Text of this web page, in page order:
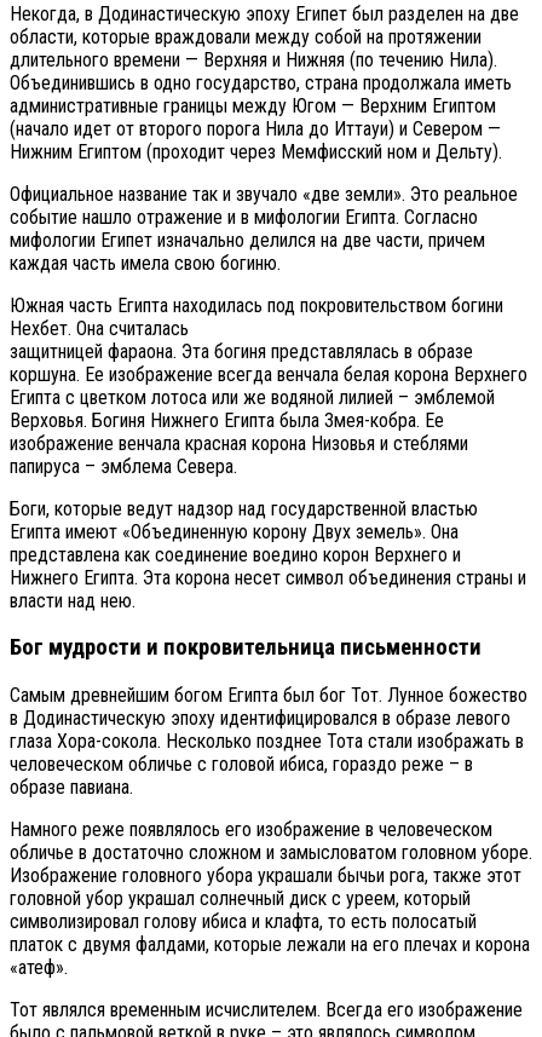
Некогда, в Додинастическую эпоху Египет был разделен на две
области, которые враждовали между собой на протяжении
длительного времени — Верхняя и Нижняя (по течению Нила).
Объединившись в одно государство, страна продолжала иметь
административные границы между Югом — Верхним Египтом
(начало идет от второго порога Нила до Иттауи) и Севером —
Нижним Египтом (проходит через Мемфисский ном и Дельту).
Официальное название так и звучало «две земли». Это реальное
событие нашло отражение и в мифологии Египта. Согласно
мифологии Египет изначально делился на две части, причем
каждая часть имела свою богиню.
Южная часть Египта находилась под покровительством богини
Нехбет. Она считалась
защитницей фараона. Эта богиня представлялась в образе
коршуна. Ее изображение всегда венчала белая корона Верхнего
Египта с цветком лотоса или же водяной лилией – эмблемой
Верховья. Богиня Нижнего Египта была Змея-кобра. Ее
изображение венчала красная корона Низовья и стеблями
папируса – эмблема Севера.
Боги, которые ведут надзор над государственной властью
Египта имеют «Объединенную корону Двух земель». Она
представлена как соединение воедино корон Верхнего и
Нижнего Египта. Эта корона несет символ объединения страны и
власти над нею.
Бог мудрости и покровительница письменности
Самым древнейшим богом Египта был бог Тот. Лунное божество
в Додинастическую эпоху идентифицировался в образе левого
глаза Хора-сокола. Несколько позднее Тота стали изображать в
человеческом обличье с головой ибиса, гораздо реже – в
образе павиана.
Намного реже появлялось его изображение в человеческом
обличье в достаточно сложном и замысловатом головном уборе.
Изображение головного убора украшали бычьи рога, также этот
головной убор украшал солнечный диск с уреем, который
символизировал голову ибиса и клафта, то есть полосатый
платок с двумя фалдами, которые лежали на его плечах и корона
«атеф».
Тот являлся временным исчислителем. Всегда его изображение